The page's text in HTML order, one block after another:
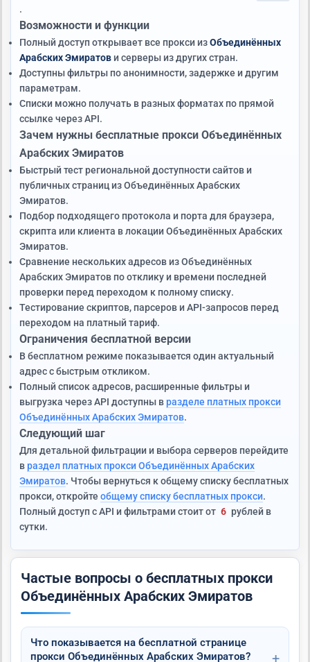
.
Возможности и функции
Полный доступ открывает все прокси изОбъединённых
Арабских Эмиратов и серверы из других стран.
Доступны фильтры по анонимности, задержке и другим
параметрам.
Списки можно получать в разных форматах по прямой
ссылке через API.
Зачем нужны бесплатные прокси Объединённых
Арабских Эмиратов
Быстрый тест региональной доступности сайтов и
публичных страниц из Объединённых Арабских
Эмиратов.
Подбор подходящего протокола и порта для браузера,
скрипта или клиента в локации Объединённых Арабских
Эмиратов.
Сравнение нескольких адресов из Объединённых
Арабских Эмиратов по отклику и времени последней
проверки перед переходом к полному списку.
Тестирование скриптов, парсеров и API-запросов перед
переходом на платный тариф.
Ограничения бесплатной версии
В бесплатном режиме показывается один актуальный
адрес с быстрым откликом.
Полный список адресов, расширенные фильтры и
выгрузка через API доступны вразделе платных прокси
Объединённых Арабских Эмиратов.
Следующий шаг
Для детальной фильтрации и выбора серверов перейдите
враздел платных прокси Объединённых Арабских
Эмиратов. Чтобы вернуться к общему списку бесплатных
прокси, откройте общему списку бесплатных прокси.
Полный доступ с API и фильтрами стоит от 6 рублей в
сутки.
Частые вопросы о бесплатных прокси
Объединённых Арабских Эмиратов
Что показывается на бесплатной странице
прокси Объединённых Арабских Эмиратов?